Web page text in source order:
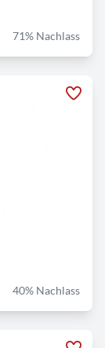
71% Nachlass
40% Nachlass